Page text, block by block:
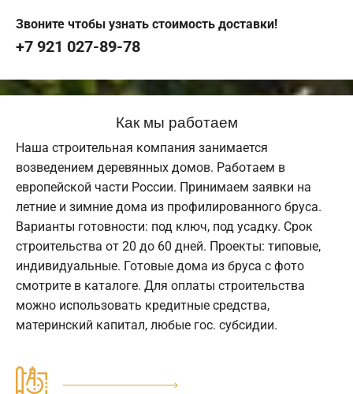
Звоните чтобы узнать стоимость доставки!
+7 921 027-89-78
Как мы работаем
Наша строительная компания занимается
возведением деревянных домов. Работаем в
европейской части России. Принимаем заявки на
летние и зимние дома из профилированного бруса.
Варианты готовности: под ключ, под усадку. Срок
строительства от 20 до 60 дней. Проекты: типовые,
индивидуальные. Готовые дома из бруса с фото
смотрите в каталоге. Для оплаты строительства
можно использовать кредитные средства,
материнский капитал, любые гос. субсидии.